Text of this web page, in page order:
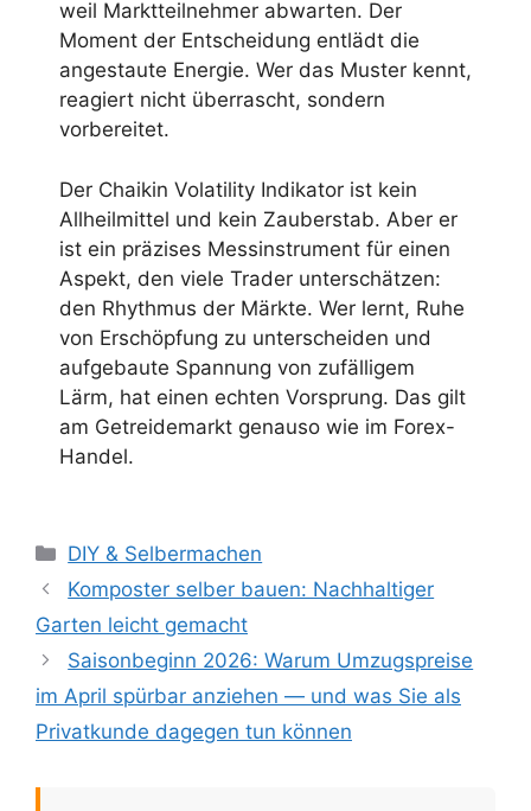
weil Marktteilnehmer abwarten. Der
Moment der Entscheidung entlädt die
angestaute Energie. Wer das Muster kennt,
reagiert nicht überrascht, sondern
vorbereitet.
Der Chaikin Volatility Indikator ist kein
Allheilmittel und kein Zauberstab. Aber er
ist ein präzises Messinstrument für einen
Aspekt, den viele Trader unterschätzen:
den Rhythmus der Märkte. Wer lernt, Ruhe
von Erschöpfung zu unterscheiden und
aufgebaute Spannung von zufälligem
Lärm, hat einen echten Vorsprung. Das gilt
am Getreidemarkt genauso wie im Forex-
Handel.
Kategorien
DIY & Selbermachen
Komposter selber bauen: Nachhaltiger
Garten leicht gemacht
Saisonbeginn 2026: Warum Umzugspreise
im April spürbar anziehen — und was Sie als
Privatkunde dagegen tun können